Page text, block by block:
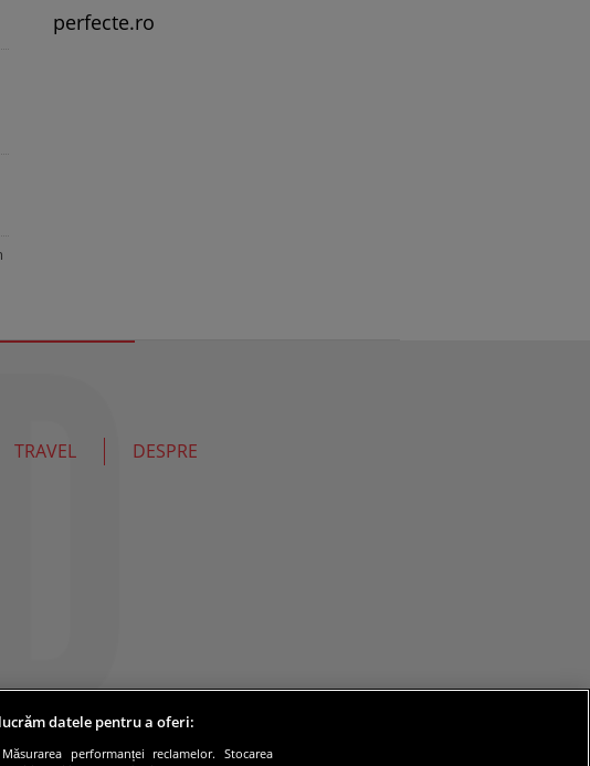
perfecte.ro
TRAVEL DESPRE
datele pentru a oferi:
performanței reclamelor. Stocarea